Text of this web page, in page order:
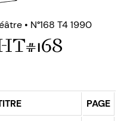
• N°168 T4 1990
PAGE